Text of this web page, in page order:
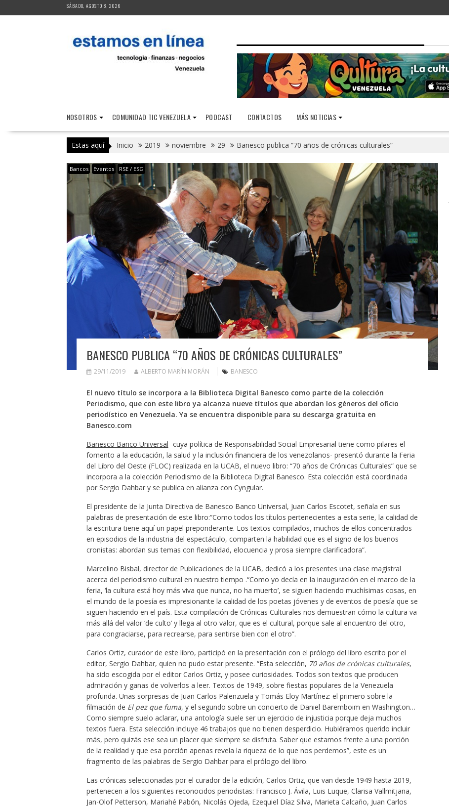
al
SÁBADO, AGOSTO 8, 2026
NOSOTROS COMUNIDAD TIC VENEZUELA PODCAST CONTACTOS MÁS NOTICIAS
Estas aquí Inicio 2019 noviembre 29 Banesco publica “70 años de crónicas culturales”
Bancos Eventos RSE / ESG
BANESCO PUBLICA “70 AÑOS DE CRÓNICAS CULTURALES”
29/11/2019 ALBERTO MARÍN MORÁN BANESCO
El nuevo título se incorpora a la Biblioteca Digital Banesco como parte de la colección
Periodismo, que con este libro ya alcanza nueve títulos que abordan los géneros del oficio
periodístico en Venezuela. Ya se encuentra disponible para su descarga gratuita en
Banesco.com
Banesco Banco Universal -cuya política de Responsabilidad Social Empresarial tiene como pilares el
fomento a la educación, la salud y la inclusión financiera de los venezolanos- presentó durante la Feria
del Libro del Oeste (FLOC) realizada en la UCAB, el nuevo libro: “70 años de Crónicas Culturales” que se
incorpora a la colección Periodismo de la Biblioteca Digital Banesco. Esta colección está coordinada
por Sergio Dahbar y se publica en alianza con Cyngular.
El presidente de la Junta Directiva de Banesco Banco Universal, Juan Carlos Escotet, señala en sus
palabras de presentación de este libro:“Como todos los títulos pertenecientes a esta serie, la calidad de
la escritura tiene aquí un papel preponderante. Los textos compilados, muchos de ellos concentrados
en episodios de la industria del espectáculo, comparten la habilidad que es el signo de los buenos
cronistas: abordan sus temas con flexibilidad, elocuencia y prosa siempre clarificadora”.
Marcelino Bisbal, director de Publicaciones de la UCAB, dedicó a los presentes una clase magistral
acerca del periodismo cultural en nuestro tiempo .“Como yo decía en la inauguración en el marco de la
feria, ‘la cultura está hoy más viva que nunca, no ha muerto’, se siguen haciendo muchísimas cosas, en
el mundo de la poesía es impresionante la calidad de los poetas jóvenes y de eventos de poesía que se
siguen haciendo en el país. Esta compilación de Crónicas Culturales nos demuestran cómo la cultura va
más allá del valor ‘de culto’ y llega al otro valor, que es el cultural, porque sale al encuentro del otro,
para congraciarse, para recrearse, para sentirse bien con el otro”.
Carlos Ortiz, curador de este libro, participó en la presentación con el prólogo del libro escrito por el
editor, Sergio Dahbar, quien no pudo estar presente. “Esta selección, 70 años de crónicas culturales,
ha sido escogida por el editor Carlos Ortiz, y posee curiosidades. Todos son textos que producen
admiración y ganas de volverlos a leer. Textos de 1949, sobre fiestas populares de la Venezuela
profunda. Unas sorpresas de Juan Carlos Palenzuela y Tomás Eloy Martínez: el primero sobre la
filmación de El pez que fuma, y el segundo sobre un concierto de Daniel Baremboim en Washington…
Como siempre suelo aclarar, una antología suele ser un ejercicio de injusticia porque deja muchos
textos fuera. Esta selección incluye 46 trabajos que no tienen desperdicio. Hubiéramos querido incluir
más, pero quizás ese sea un placer que siempre se disfruta. Saber que estamos frente a una porción
de la realidad y que esa porción apenas revela la riqueza de lo que nos perdemos”, este es un
fragmento de las palabras de Sergio Dahbar para el prólogo del libro.
Las crónicas seleccionadas por el curador de la edición, Carlos Ortiz, que van desde 1949 hasta 2019,
pertenecen a los siguientes reconocidos periodistas: Francisco J. Ávila, Luis Luque, Clarisa Vallmitjana,
Jan-Olof Petterson, Mariahé Pabón, Nicolás Ojeda, Ezequiel Díaz Silva, Marieta Calcaño, Juan Carlos